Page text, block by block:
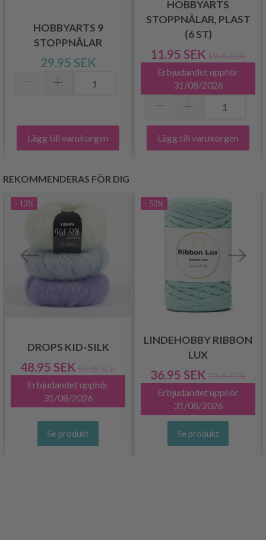
HOBBYARTS 9
STOPPNÅLAR
29.95 SEK
Lägg till varukorgen
HOBBYARTS
STOPPNÅLAR, PLAST
(6 ST)
11.95 SEK 19.95 SEK
Erbjudandet upphör
31/08/2026
Lägg till varukorgen
REKOMMENDERAS FÖR DIG
- 13%
DROPS KID-SILK
48.95 SEK 55.95 SEK
Erbjudandet upphör
31/08/2026
Se produkt
- 50%
LINDEHOBBY RIBBON
LUX
36.95 SEK 73.95 SEK
Erbjudandet upphör
31/08/2026
Se produkt